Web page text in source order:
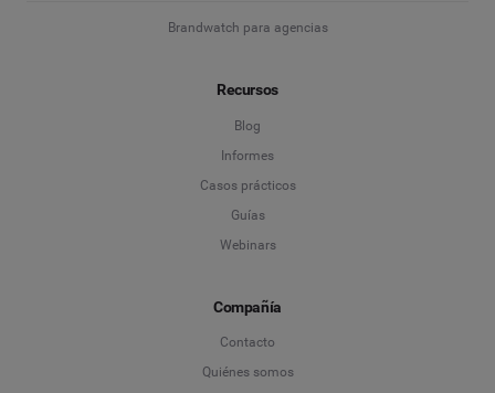
Brandwatch para agencias
Recursos
Blog
Informes
Casos prácticos
Guías
Webinars
Compañía
Contacto
Quiénes somos